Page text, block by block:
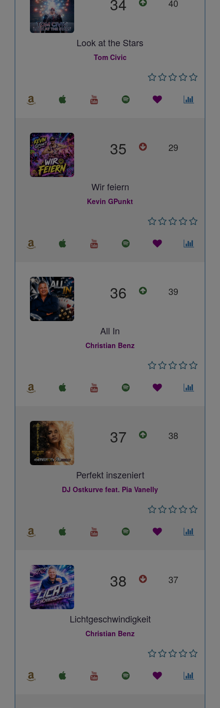
40
Look at the Stars
Tom Civic
35 29
Wir feiern
Kevin GPunkt
36 39
All In
Christian Benz
37 38
Perfekt inszeniert
DJ Ostkurve feat. Pia Vanelly
38 37
Lichtgeschwindigkeit
Christian Benz